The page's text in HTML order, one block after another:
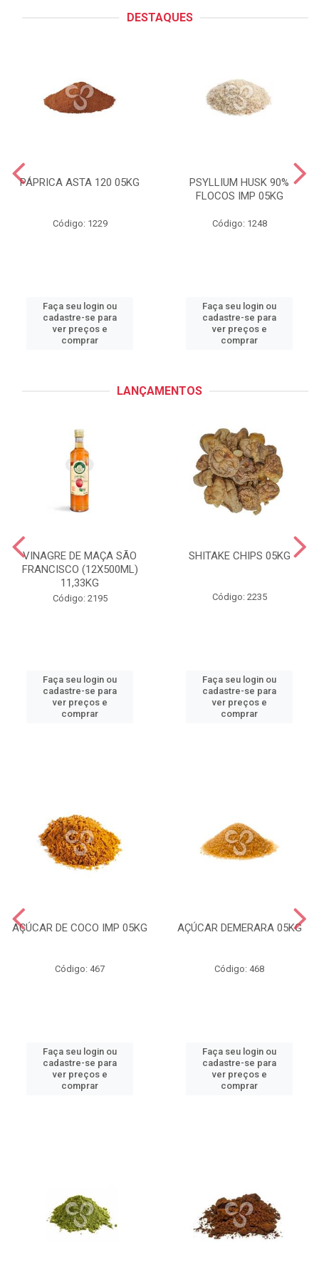
DESTAQUES
PÁPRICA ASTA 120 05KG
Código: 1229
Faça seu login ou
cadastre-se para
ver preços e
comprar
PSYLLIUM HUSK 90%
FLOCOS IMP 05KG
Código: 1248
Faça seu login ou
cadastre-se para
ver preços e
comprar
LANÇAMENTOS
VINAGRE DE MAÇA SÃO
FRANCISCO (12X500ML)
11,33KG
Código: 2195
Faça seu login ou
cadastre-se para
ver preços e
comprar
SHITAKE CHIPS 05KG
Código: 2235
Faça seu login ou
cadastre-se para
ver preços e
comprar
AÇÚCAR DE COCO IMP 05KG
Código: 467
Faça seu login ou
cadastre-se para
ver preços e
comprar
AÇÚCAR DEMERARA 05KG
Código: 468
Faça seu login ou
cadastre-se para
ver preços e
comprar